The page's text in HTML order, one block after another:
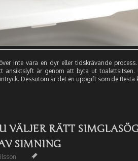
inte vara en dyr eller tidskrävande
ansiktslyft är genom att byta ut
Dessutom är det en uppgift som de
VÄLJER RÄTT
SIMNING